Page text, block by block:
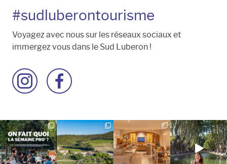
#sudluberontourisme
Voyagez avec nous sur les réseaux sociaux et
immergez vous dans le Sud Luberon !
Accéder
à
Instagram
Accéder
à
Facebook